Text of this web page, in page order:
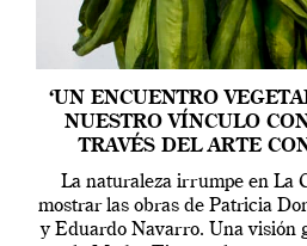
‘UN ENCUENTRO
NUESTRO VÍNCULO
TRAVÉS DEL ARTE
La naturaleza irrumpe en La
mostrar las obras de Patricia
y Eduardo Navarro. Una visión